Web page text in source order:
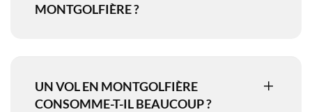
MONTGOLFIÈRE ?
UN VOL EN MONTGOLFIÈRE
CONSOMME-T-IL BEAUCOUP ?